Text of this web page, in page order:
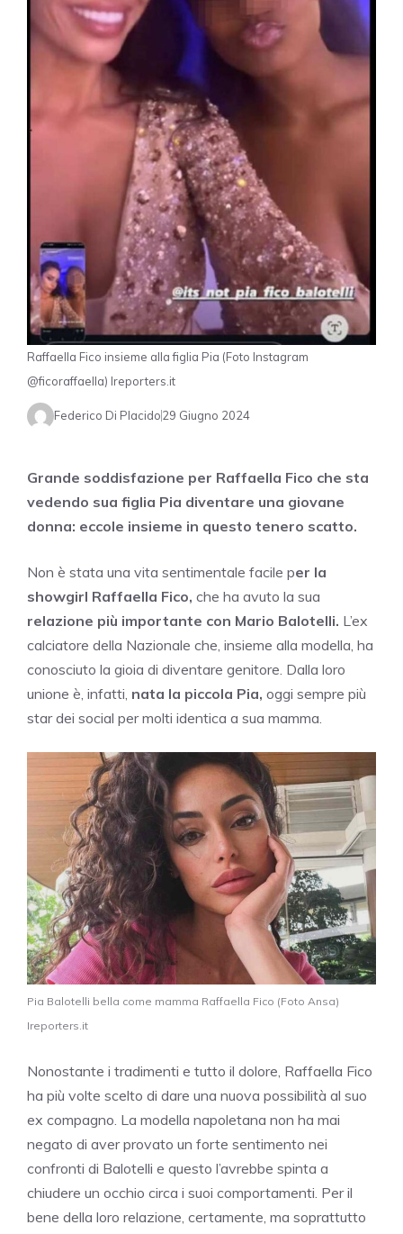
Raffaella Fico insieme alla figlia Pia (Foto Instagram
@ficoraffaella) Ireporters.it
Federico Di Placido29 Giugno 2024
Grande soddisfazione per Raffaella Fico che sta
vedendo sua figlia Pia diventare una giovane
donna: eccole insieme in questo tenero scatto.
Non è stata una vita sentimentale facile per la
showgirl Raffaella Fico, che ha avuto la sua
relazione più importante con Mario Balotelli. L’ex
calciatore della Nazionale che, insieme alla modella, ha
conosciuto la gioia di diventare genitore. Dalla loro
unione è, infatti, nata la piccola Pia, oggi sempre più
star dei social per molti identica a sua mamma.
Pia Balotelli bella come mamma Raffaella Fico (Foto Ansa)
Ireporters.it
Nonostante i tradimenti e tutto il dolore, Raffaella Fico
ha più volte scelto di dare una nuova possibilità al suo
ex compagno. La modella napoletana non ha mai
negato di aver provato un forte sentimento nei
confronti di Balotelli e questo l’avrebbe spinta a
chiudere un occhio circa i suoi comportamenti. Per il
bene della loro relazione, certamente, ma soprattutto